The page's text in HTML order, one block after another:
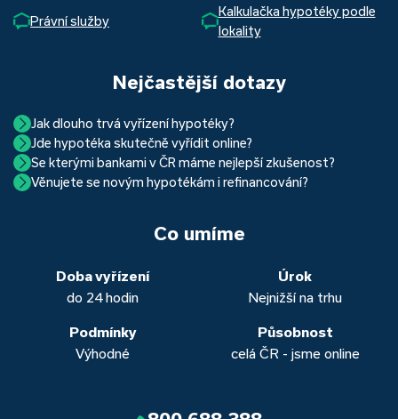
Právní služby
Kalkulačka hypotéky podle
lokality
Nejčastější dotazy
Jak dlouho trvá vyřízení hypotéky?
Hypotéka se dá zvládnout za měsíc i za tři. Nejčastěji její
uzavření trvá okolo 2 měsíců. Důvodem je především
schvalovací proces na straně bank. Existuje však řada cest,
to. Přesvědčte se sami.
Jde hypotéka skutečně vyřídit online?
Ano, skutečně jde. Díky moderním technologiím, které
používáme, již do banky při vyřizování hypotéky skutečně
Se kterými bankami v ČR máme nejlepší zkušenost?
Nejvíce proklientská je určitě Hypoteční banka. Svou
běžných účtů a rozhraním s názvem „Hypoteční zóna“.
banka, Moneta a Raiffeisenbank.
Věnujete se novým hypotékám i refinancování?
vašich aktuálních úvěrů na bydlení. Naši specialisté pro vás v
obou případech najdou výhodné řešení, které “utáhnete”.
Co umíme
Doba vyřízení
do 24 hodin
Úrok
Nejnižší na trhu
Podmínky
Výhodné
Působnost
celá ČR - jsme online